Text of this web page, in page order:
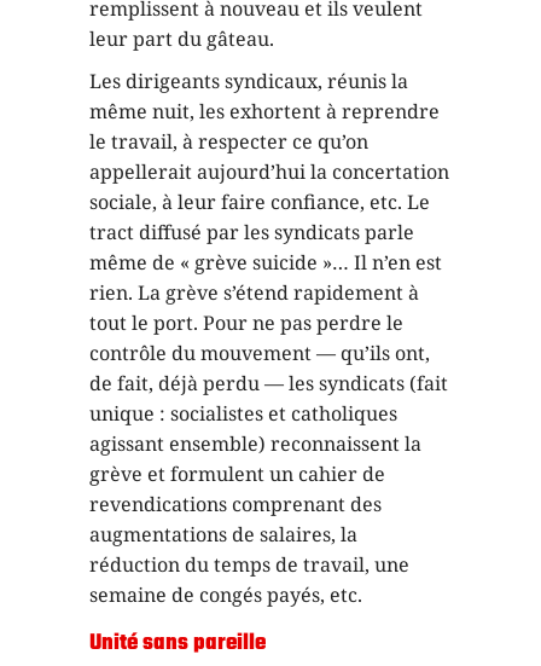
remplissent à nouveau et ils veulent
leur part du gâteau.
Les dirigeants syndicaux, réunis la
même nuit, les exhortent à reprendre
le travail, à respecter ce qu’on
appellerait aujourd’hui la concertation
sociale, à leur faire confiance, etc. Le
tract diffusé par les syndicats parle
même de « grève suicide »… Il n’en est
rien. La grève s’étend rapidement à
tout le port. Pour ne pas perdre le
contrôle du mouvement — qu’ils ont,
de fait, déjà perdu — les syndicats (fait
unique : socialistes et catholiques
agissant ensemble) reconnaissent la
grève et formulent un cahier de
revendications comprenant des
augmentations de salaires, la
réduction du temps de travail, une
semaine de congés payés, etc.
Unité sans pareille